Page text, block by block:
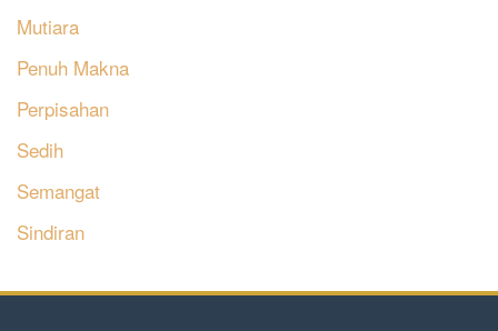
Mutiara
Penuh Makna
Perpisahan
Sedih
Semangat
Sindiran